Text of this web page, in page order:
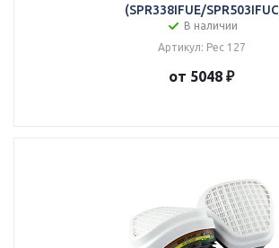
(SPR338IFUE/SPR503IFUC)
В наличии
Артикул: Рес 127
от 5048 ₽